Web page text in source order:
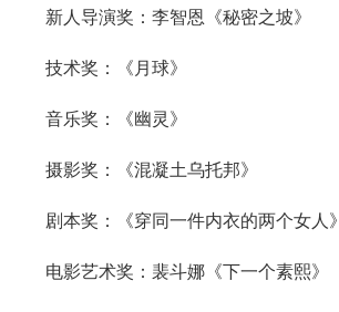
新人导演奖：李智恩《秘密之坡》
技术奖：《月球》
音乐奖：《幽灵》
摄影奖：《混凝土乌托邦》
剧本奖：《穿同一件内衣的两个女人》
电影艺术奖：裴斗娜《下一个素熙》